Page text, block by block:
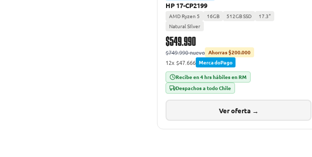
HP 17-CP2199
AMD Ryzen 5 16GB 512GB SSD
17.3"
Natural SIlver
$549.990
$749.990 nuevo Ahorras $200.000
12x $47.666 MercadoPago
Recibe en 4 hrs hábiles en RM
Despachos a todo Chile
Ver oferta →